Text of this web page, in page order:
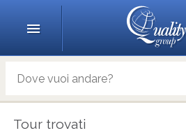
Tour trovati